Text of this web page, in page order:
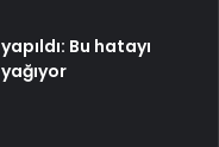
Bu hatayı